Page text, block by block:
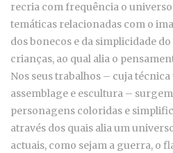
recria com frequência o
temáticas relacionadas com o
dos bonecos e da simplicidade
crianças, ao qual alia o
Nos seus trabalhos – cuja
assemblage e escultura – surgem
personagens coloridas e
através dos quais alia um
actuais, como sejam a guerra, o